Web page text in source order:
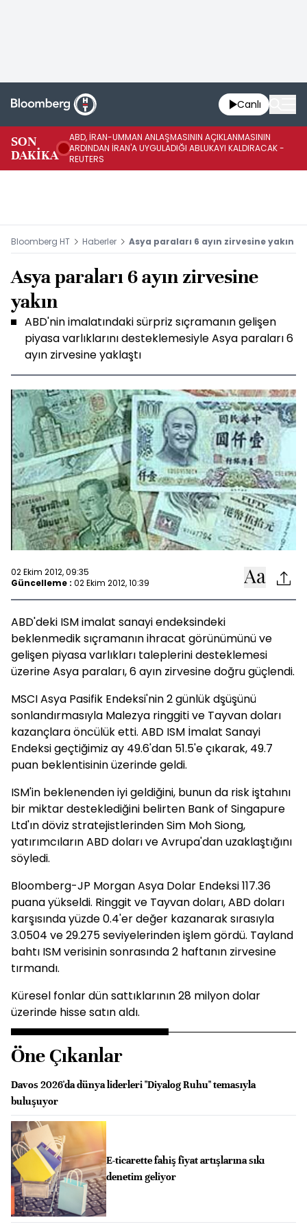
Canlı
SON
DAKİKA
ABD, İRAN-UMMAN ANLAŞMASININ AÇIKLANMASININ
ARDINDAN İRAN'A UYGULADIĞI ABLUKAYI KALDIRACAK -
REUTERS
Bloomberg HT Haberler Asya paraları 6 ayın zirvesine yakın
Asya paraları 6 ayın zirvesine
yakın
ABD'nin imalatındaki sürpriz sıçramanın gelişen
piyasa varlıklarını desteklemesiyle Asya paraları 6
ayın zirvesine yaklaştı
02 Ekim 2012, 09:35
Güncelleme : 02 Ekim 2012, 10:39
ABD'deki ISM imalat sanayi endeksindeki
beklenmedik sıçramanın ihracat görünümünü ve
gelişen piyasa varlıkları taleplerini desteklemesi
üzerine Asya paraları, 6 ayın zirvesine doğru güçlendi.
MSCI Asya Pasifik Endeksi'nin 2 günlük dşüşünü
sonlandırmasıyla Malezya ringgiti ve Tayvan doları
kazançlara öncülük etti. ABD ISM İmalat Sanayi
Endeksi geçtiğimiz ay 49.6'dan 51.5'e çıkarak, 49.7
puan beklentisinin üzerinde geldi.
ISM'in beklenenden iyi geldiğini, bunun da risk iştahını
bir miktar desteklediğini belirten Bank of Singapure
Ltd'ın döviz stratejistlerinden Sim Moh Siong,
yatırımcıların ABD doları ve Avrupa'dan uzaklaştığını
söyledi.
Bloomberg-JP Morgan Asya Dolar Endeksi 117.36
puana yükseldi. Ringgit ve Tayvan doları, ABD doları
karşısında yüzde 0.4'er değer kazanarak sırasıyla
3.0504 ve 29.275 seviyelerinden işlem gördü. Tayland
bahtı ISM verisinin sonrasında 2 haftanın zirvesine
tırmandı.
Küresel fonlar dün sattıklarının 28 milyon dolar
üzerinde hisse satın aldı.
Öne Çıkanlar
Davos 2026'da dünya liderleri "Diyalog Ruhu" temasıyla
buluşuyor
E-ticarette fahiş fiyat artışlarına sıkı
denetim geliyor